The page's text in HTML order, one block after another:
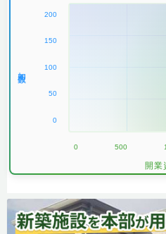
200
150
100
50
0
0 500
開業